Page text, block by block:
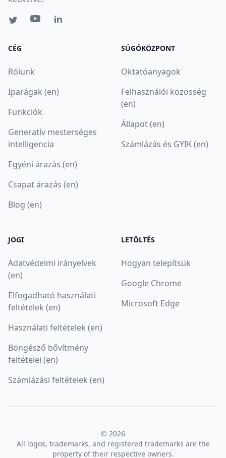
CÉG
Rólunk
Iparágak (en)
Funkciók
Generatív mesterséges
intelligencia
Egyéni árazás (en)
Csapat árazás (en)
Blog (en)
SÚGÓKÖZPONT
Oktatóanyagok
Felhasználói közösség
(en)
Állapot (en)
Számlázás és GYIK (en)
JOGI
Adatvédelmi irányelvek
(en)
Elfogadható használati
feltételek (en)
Használati feltételek (en)
Böngésző bővítmény
feltételei (en)
Számlázási feltételek (en)
LETÖLTÉS
Hogyan telepítsük
Google Chrome
Microsoft Edge
© 2026
All logos, trademarks, and registered trademarks are the
property of their respective owners.